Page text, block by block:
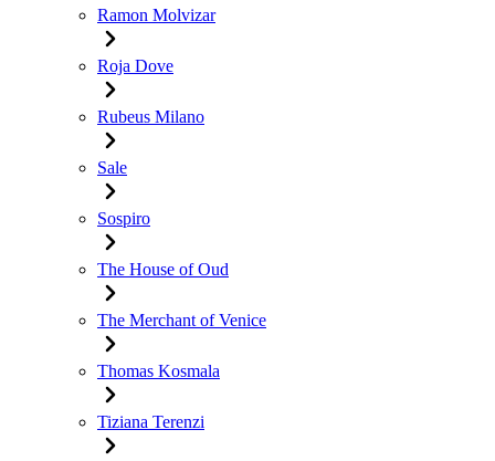
Ramon Molvizar
Roja Dove
Rubeus Milano
Sale
Sospiro
The House of Oud
The Merchant of Venice
Thomas Kosmala
Tiziana Terenzi